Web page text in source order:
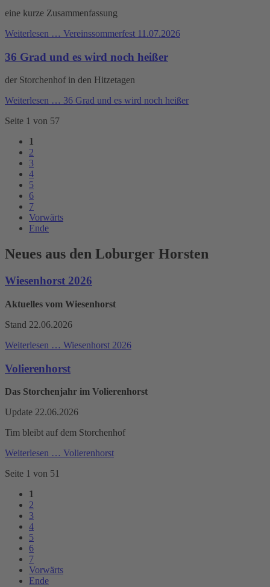
eine kurze Zusammenfassung
Weiterlesen … Vereinssommerfest 11.07.2026
36 Grad und es wird noch heißer
der Storchenhof in den Hitzetagen
Weiterlesen … 36 Grad und es wird noch heißer
Seite 1 von 57
1
2
3
4
5
6
7
Vorwärts
Ende
Neues aus den Loburger Horsten
Wiesenhorst 2026
Aktuelles vom Wiesenhorst
Stand 22.06.2026
Weiterlesen … Wiesenhorst 2026
Volierenhorst
Das Storchenjahr im Volierenhorst
Update 22.06.2026
Tim bleibt auf dem Storchenhof
Weiterlesen … Volierenhorst
Seite 1 von 51
1
2
3
4
5
6
7
Vorwärts
Ende